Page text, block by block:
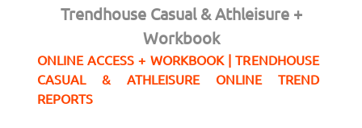
Trendhouse Casual & Athleisure +
Workbook
ONLINE ACCESS + WORKBOOK | TRENDHOUSE
CASUAL & ATHLEISURE ONLINE TREND
REPORTS